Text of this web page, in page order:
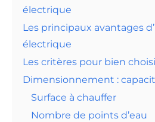
électrique
Les principaux avantages
électrique
Les critères pour bien
Dimensionnement :
Surface à chauffer
Nombre de points d’eau